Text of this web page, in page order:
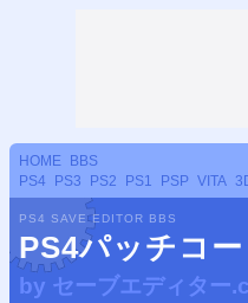
HOME
BBS
PS4
PS3 PS2 PS1 PSP VITA
PS4 SAVE EDITOR BBS
PS4パッチコ
by セーブエディター